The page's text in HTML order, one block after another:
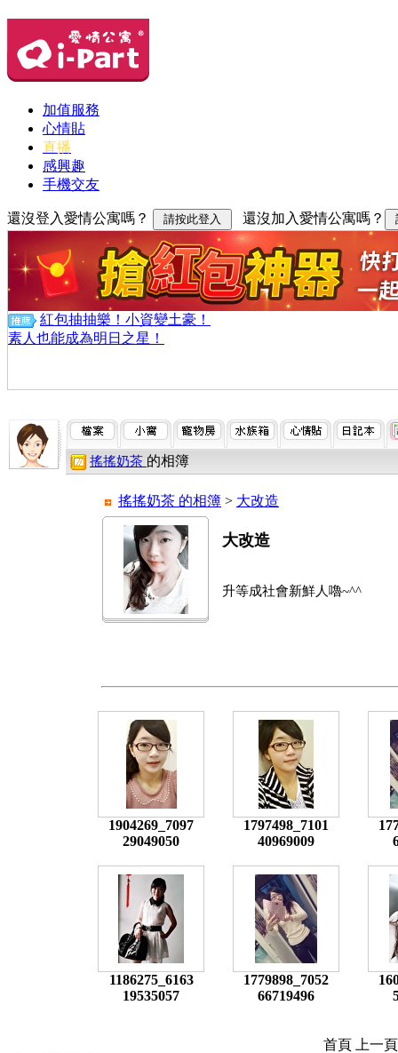
加值服務
心情貼
直播
感興趣
手機交友
還沒登入愛情公寓嗎？ 還沒加入愛情公寓嗎？
紅包抽抽樂！小資變土豪！
素人也能成為明日之星！
搖搖奶茶 的相簿
搖搖奶茶 的相簿 > 大改造
大改造
升等成社會新鮮人嚕~^^
1904269_7097
29049050
1797498_7101
40969009
1186275_6163
19535057
1779898_7052
66719496
首頁 上一